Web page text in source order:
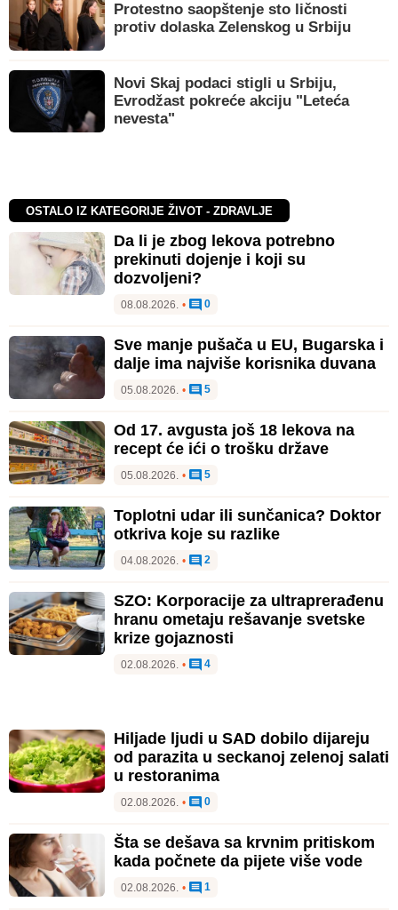
Protestno saopštenje sto ličnosti
protiv dolaska Zelenskog u Srbiju
Novi Skaj podaci stigli u Srbiju,
Evrodžast pokreće akciju "Leteća
nevesta"
OSTALO IZ KATEGORIJE ŽIVOT - ZDRAVLJE
Da li je zbog lekova potrebno
prekinuti dojenje i koji su
dozvoljeni?
08.08.2026. • 0
Sve manje pušača u EU, Bugarska i
dalje ima najviše korisnika duvana
05.08.2026. • 5
Od 17. avgusta još 18 lekova na
recept će ići o trošku države
05.08.2026. • 5
Toplotni udar ili sunčanica? Doktor
otkriva koje su razlike
04.08.2026. • 2
SZO: Korporacije za ultraprerađenu
hranu ometaju rešavanje svetske
krize gojaznosti
02.08.2026. • 4
Hiljade ljudi u SAD dobilo dijareju
od parazita u seckanoj zelenoj salati
u restoranima
02.08.2026. • 0
Šta se dešava sa krvnim pritiskom
kada počnete da pijete više vode
02.08.2026. • 1